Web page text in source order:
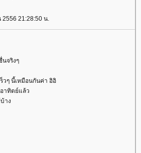
2556 21:28:50 น.
นจริงๆ
วๆ นี้เหมือนกันค่า อิอิ
าทิตย์แล้ว
าง